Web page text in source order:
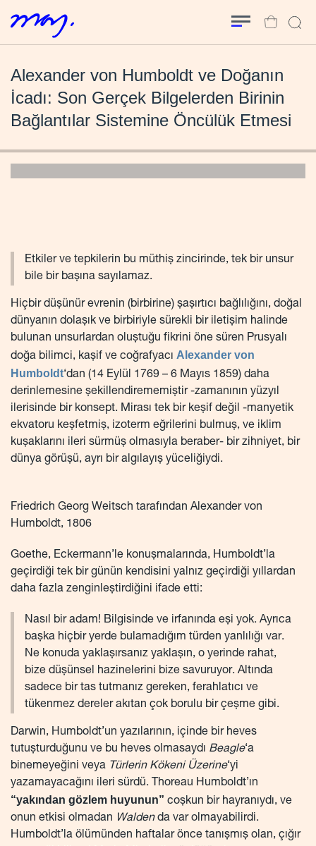
Alexander von Humboldt ve Doğanın
İcadı: Son Gerçek Bilgelerden Birinin
Bağlantılar Sistemine Öncülük Etmesi
Etkiler ve tepkilerin bu müthiş zincirinde, tek bir unsur
bile bir başına sayılamaz.
Hiçbir düşünür evrenin (birbirine) şaşırtıcı bağlılığını, doğal
dünyanın dolaşık ve birbiriyle sürekli bir iletişim halinde
bulunan unsurlardan oluştuğu fikrini öne süren Prusyalı
doğa bilimci, kaşif ve coğrafyacı Alexander von
Humboldt‘dan (14 Eylül 1769 – 6 Mayıs 1859) daha
derinlemesine şekillendirememiştir -zamanının yüzyıl
ilerisinde bir konsept. Mirası tek bir keşif değil -manyetik
ekvatoru keşfetmiş, izoterm eğrilerini bulmuş, ve iklim
kuşaklarını ileri sürmüş olmasıyla beraber- bir zihniyet, bir
dünya görüşü, ayrı bir algılayış yüceliğiydi.
Friedrich Georg Weitsch tarafından Alexander von
Humboldt, 1806
Goethe, Eckermann’le konuşmalarında, Humboldt’la
geçirdiği tek bir günün kendisini yalnız geçirdiği yıllardan
daha fazla zenginleştirdiğini ifade etti:
Nasıl bir adam! Bilgisinde ve irfanında eşi yok. Ayrıca
başka hiçbir yerde bulamadığım türden yanlılığı var.
Ne konuda yaklaşırsanız yaklaşın, o yerinde rahat,
bize düşünsel hazinelerini bize savuruyor. Altında
sadece bir tas tutmanız gereken, ferahlatıcı ve
tükenmez dereler akıtan çok borulu bir çeşme gibi.
Darwin, Humboldt’un yazılarının, içinde bir heves
tutuşturduğunu ve bu heves olmasaydı Beagle‘a
binemeyeğini veya Türlerin Kökeni Üzerine‘yi
yazamayacağını ileri sürdü. Thoreau Humboldt’ın
“yakından gözlem huyunun” coşkun bir hayranıydı, ve
onun etkisi olmadan Waldenda var olmayabilirdi.
Humboldt’la ölümünden haftalar önce tanışmış olan, çığır